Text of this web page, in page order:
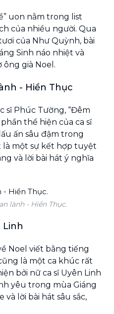
uon nằm trong list
của nhiều người. Qua
của Như Quỳnh, bài
Sinh náo nhiệt và
ông già Noel.
- Hiền Thục
sĩ Phúc Tường, “Đêm
thể hiện của ca sĩ
ấn sâu đậm trong
là một sự kết hợp tuyệt
và lời bài hát ý nghĩa
lành - Hiền Thục.
Linh
Noel viết bằng tiếng
là một ca khúc rất
bởi nữ ca sĩ Uyên Linh
yêu trong mùa Giáng
và lời bài hát sâu sắc,